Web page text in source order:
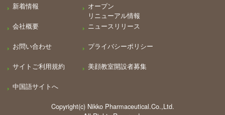
新着情報
オープン
リニューアル情報
会社概要
ニュースリリース
お問い合わせ プライバシーポリシー
サイトご利用規約 美顔教室開設者募集
中国語サイトへ
Copyright(c) Nikko Pharmaceutical.Co.,Ltd.